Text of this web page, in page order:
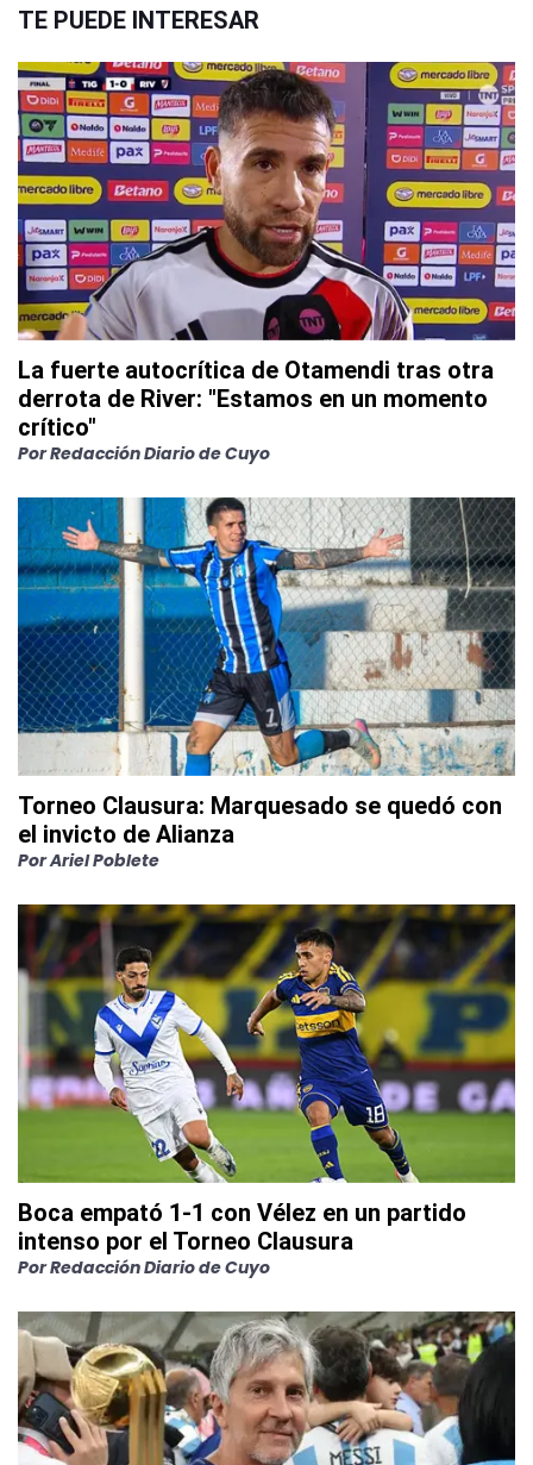
TE PUEDE INTERESAR
La fuerte autocrítica de Otamendi tras otra
derrota de River: "Estamos en un momento
crítico"
PorRedacción Diario de Cuyo
Torneo Clausura: Marquesado se quedó con
el invicto de Alianza
PorAriel Poblete
Boca empató 1-1 con Vélez en un partido
intenso por el Torneo Clausura
PorRedacción Diario de Cuyo